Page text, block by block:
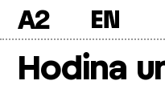
A2
Hodina